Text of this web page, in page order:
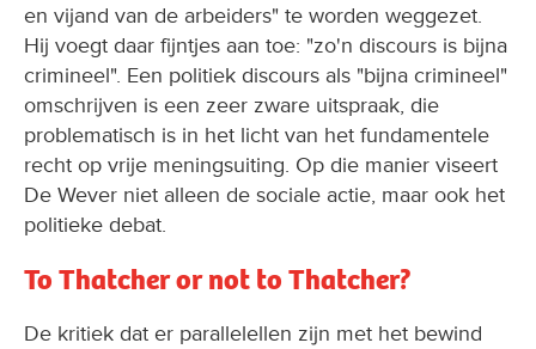
en vijand van de arbeiders" te worden weggezet.
Hij voegt daar fijntjes aan toe: "zo'n discours is bijna
crimineel". Een politiek discours als "bijna crimineel"
omschrijven is een zeer zware uitspraak, die
problematisch is in het licht van het fundamentele
recht op vrije meningsuiting. Op die manier viseert
De Wever niet alleen de sociale actie, maar ook het
politieke debat.
To Thatcher or not to Thatcher?
De kritiek dat er parallelellen zijn met het bewind